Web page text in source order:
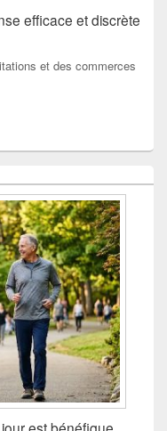
efficace et discrète
et des commerces